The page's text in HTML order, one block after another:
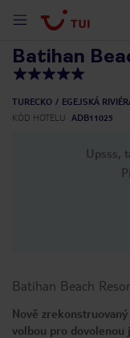
Batihan
TURECKO EGEJSKÁ
KÓD HOTELU
ADB11025
Upsss,
Batihan Beach
Nově
volbou pro